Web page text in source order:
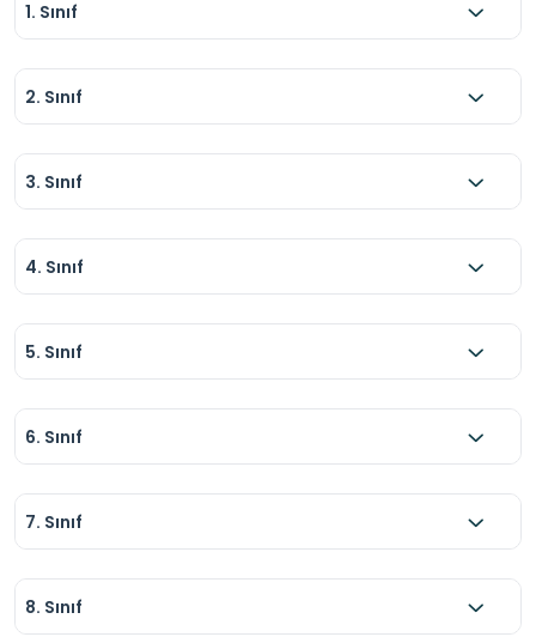
türlü davranıştan kaçınılmalıdır.
1. Sınıf
2. Sınıf
3. Sınıf
4. Sınıf
5. Sınıf
6. Sınıf
7. Sınıf
8. Sınıf